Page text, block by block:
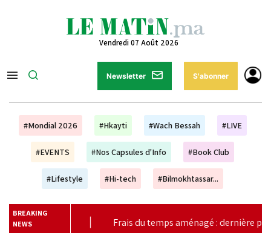
Vendredi 07 Août 2026
Newsletter S'abonner
#Mondial 2026 #Hkayti #Wach Bessah #LIVE
#EVENTS #Nos Capsules d'Info #Book Club
#Lifestyle #Hi-tech #Bilmokhtassar...
BREAKING
NEWS
: dernière planche de salut pour l’université publique,